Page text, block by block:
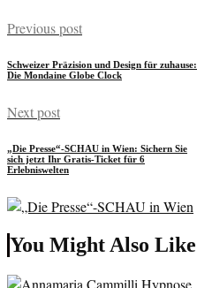
Previous post
Schweizer Präzision und Design für zuhause:
Die Mondaine Globe Clock
Next post
„Die Presse“-SCHAU in Wien: Sichern Sie
sich jetzt Ihr Gratis-Ticket für 6
Erlebniswelten
You Might Also Like